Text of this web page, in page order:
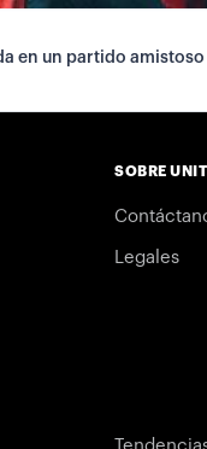
en un partido
SOBRE
Legales